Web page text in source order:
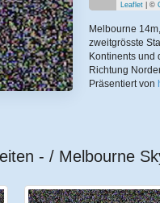
Leaflet| ©
Melbourne
zweitgrösste
Kontinents und
Richtung
Präsentiert von
- / Melbourne